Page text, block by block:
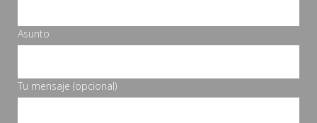
Asunto
Tu mensaje (opcional)